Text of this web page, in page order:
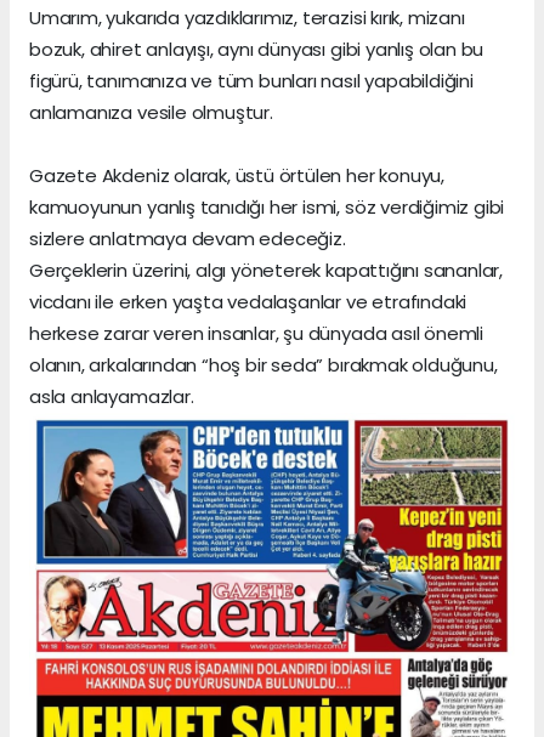
Umarım, yukarıda yazdıklarımız, terazisi kırık, mizanı
bozuk, ahiret anlayışı, aynı dünyası gibi yanlış olan bu
figürü, tanımanıza ve tüm bunları nasıl yapabildiğini
anlamanıza vesile olmuştur.
Gazete Akdeniz olarak, üstü örtülen her konuyu,
kamuoyunun yanlış tanıdığı her ismi, söz verdiğimiz gibi
sizlere anlatmaya devam edeceğiz.
Gerçeklerin üzerini, algı yöneterek kapattığını sananlar,
vicdanı ile erken yaşta vedalaşanlar ve etrafındaki
herkese zarar veren insanlar, şu dünyada asıl önemli
olanın, arkalarından “hoş bir seda” bırakmak olduğunu,
asla anlayamazlar.